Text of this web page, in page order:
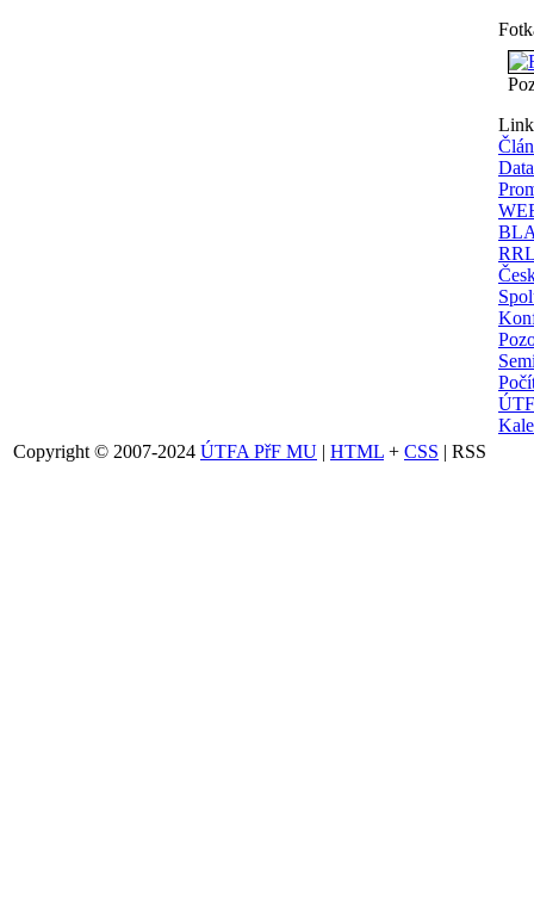
Copyright © 2007-2024 ÚTFA PřF MU | HTML + CSS | RSS